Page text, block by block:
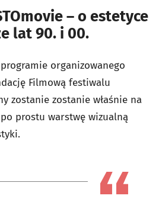
– o estetyce
lat 90. i 00.
organizowanego
Filmową festiwalu
zostanie zostanie właśnie na
po prostu warstwę wizualną